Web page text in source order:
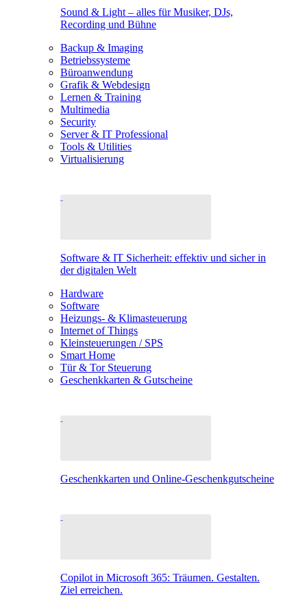
Sound & Light – alles für Musiker, DJs,
Recording und Bühne
Backup & Imaging
Betriebssysteme
Büroanwendung
Grafik & Webdesign
Lernen & Training
Multimedia
Security
Server & IT Professional
Tools & Utilities
Virtualisierung
Software & IT Sicherheit: effektiv und sicher in
der digitalen Welt
Hardware
Software
Heizungs- & Klimasteuerung
Internet of Things
Kleinsteuerungen / SPS
Smart Home
Tür & Tor Steuerung
Geschenkkarten & Gutscheine
Geschenkkarten und Online-Geschenkgutscheine
Copilot in Microsoft 365: Träumen. Gestalten.
Ziel erreichen.